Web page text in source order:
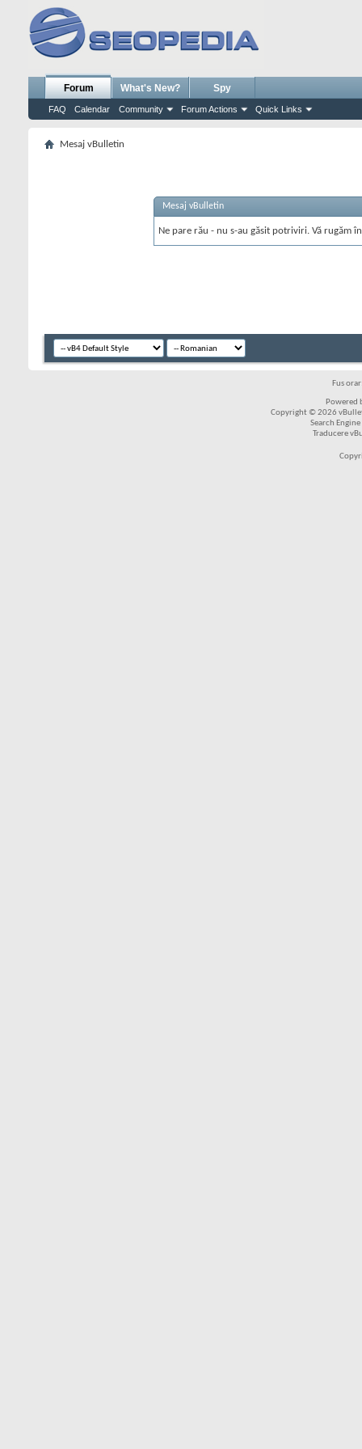
Forum
FAQ Calendar Community Forum Actions Quick Links
What's New? Spy
Mesaj vBulletin
Mesaj vBulletin
Ne pare rău - nu s-au găsit potriviri. Vă rugăm
Fus
Powered
Copyright © 2026
Search
Traducere